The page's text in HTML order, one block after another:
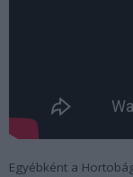
Egyébként a